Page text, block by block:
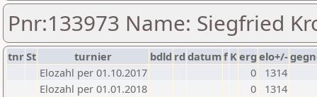
Pnr:133973 Name: Siegfried
tnrSt turnier bdld rd datumf Kerg elo+/-
Elozahl per 01.10.2017
0
1314
Elozahl per 01.01.2018
0
1314